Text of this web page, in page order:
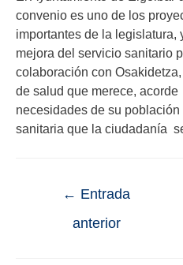
convenio es uno de los
importantes de la legislatura,
mejora del servicio sanitario
colaboración con
de salud que merece,
necesidades de su
sanitaria que la ciudadanía
← Entrada
anterior